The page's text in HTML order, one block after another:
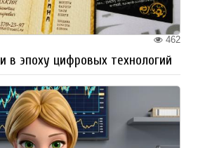
462
в эпоху цифровых технологий